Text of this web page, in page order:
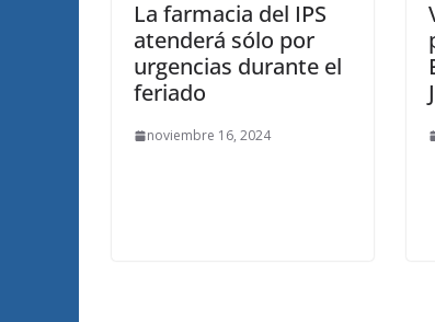
La farmacia del IPS
atenderá sólo por
urgencias durante el
feriado
noviembre 16, 2024